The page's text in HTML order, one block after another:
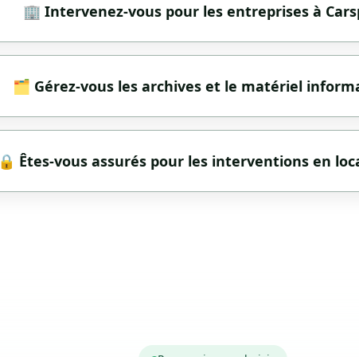
🏢 Intervenez-vous pour les entreprises à
🗂️ Gérez-vous les archives et le matériel
🔒 Êtes-vous assurés pour les interventions en